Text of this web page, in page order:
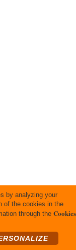
by analyzing your
of the cookies in the
through the Cookies